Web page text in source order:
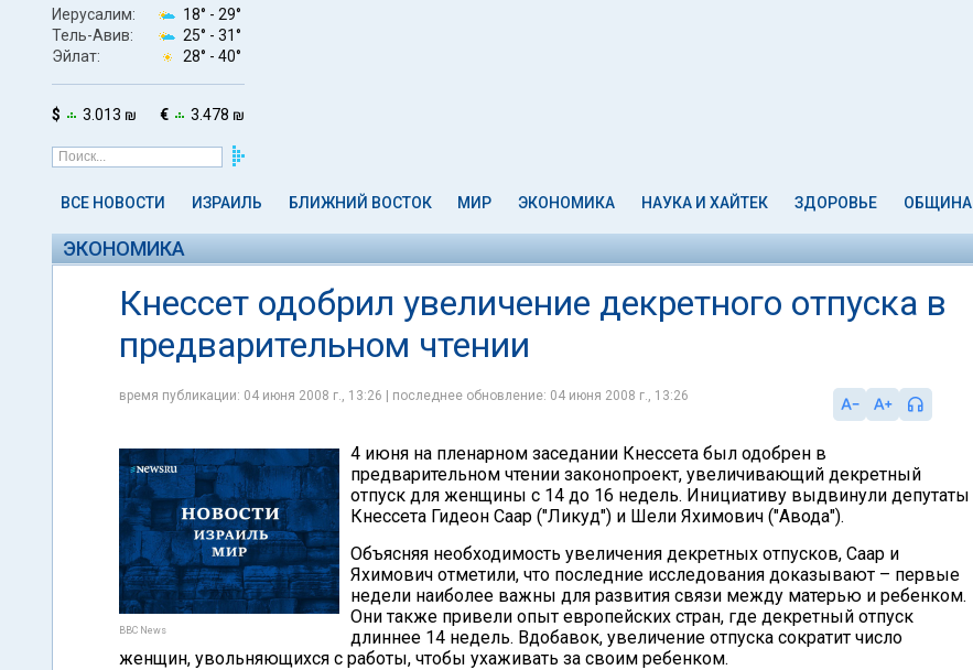
Иерусалим: 18° - 29°
Тель-Авив:
25° - 31°
Эйлат:
28° - 40°
$ 3.013 ₪ € 3.478 ₪
ВСЕ НОВОСТИ ИЗРАИЛЬ БЛИЖНИЙ ВОСТОК МИР ЭКОНОМИКА НАУКА И ХАЙТЕК ЗДОРОВЬЕ ОБЩИНА
ЭКОНОМИКА
Кнессет одобрил увеличение декретного отпуска в
предварительном чтении
время публикации: 04 июня 2008 г., 13:26 | последнее обновление: 04 июня 2008 г., 13:26
BBC News
4 июня на пленарном заседании Кнессета был одобрен в
предварительном чтении законопроект, увеличивающий декретный
отпуск для женщины с 14 до 16 недель. Инициативу выдвинули депутаты
Кнессета Гидеон Саар ("Ликуд") и Шели Яхимович ("Авода").
Объясняя необходимость увеличения декретных отпусков, Саар и
Яхимович отметили, что последние исследования доказывают – первые
недели наиболее важны для развития связи между матерью и ребенком.
Они также привели опыт европейских стран, где декретный отпуск
длиннее 14 недель. Вдобавок, увеличение отпуска сократит число
женщин, увольняющихся с работы, чтобы ухаживать за своим ребенком.